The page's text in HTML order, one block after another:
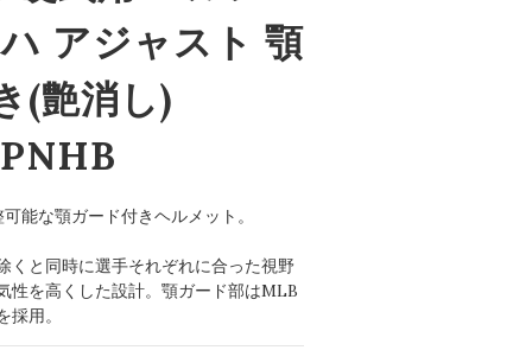
アジャスト 顎
(艶消し)
能な顎ガード付きヘルメット。
くと同時に選手それぞれに合った視野
性を高くした設計。顎ガード部はMLB
用。